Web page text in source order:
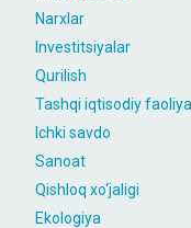
Narxlar
Investitsiyalar
Qurilish
Tashqi iqtisodiy
Ichki savdo
Sanoat
Qishloq xo‘jaligi
Ekologiya